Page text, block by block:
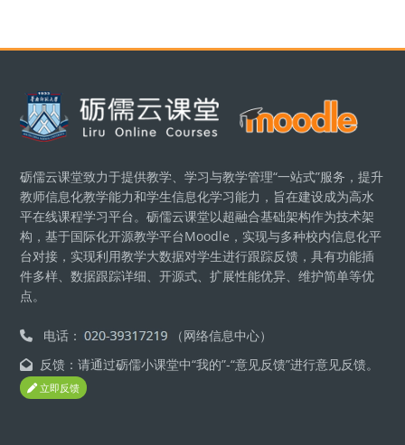
版块
砺儒云课堂致力于提供教学、学习与教学管理“一站式”服务，提升
教师信息化教学能力和学生信息化学习能力，旨在建设成为高水
平在线课程学习平台。砺儒云课堂以超融合基础架构作为技术架
构，基于国际化开源教学平台Moodle，实现与多种校内信息化平
台对接，实现利用教学大数据对学生进行跟踪反馈，具有功能插
件多样、数据跟踪详细、开源式、扩展性能优异、维护简单等优
点。
电话：
（网络信息中心）
反馈：请通过砺儒小课堂中“我的”-“意见反馈”进行意见反馈。
立即反馈